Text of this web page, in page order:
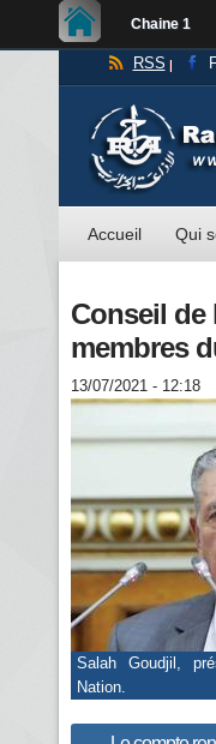
Chaine 1
RSS
Accueil Qui
Conseil de
membres
13/07/2021 - 12:18
Salah Goudjil,
Nation.